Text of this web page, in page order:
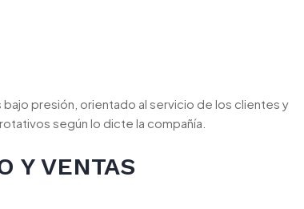
presión, orientado al servicio de los clientes y
según lo dicte la compañía.
Y VENTAS